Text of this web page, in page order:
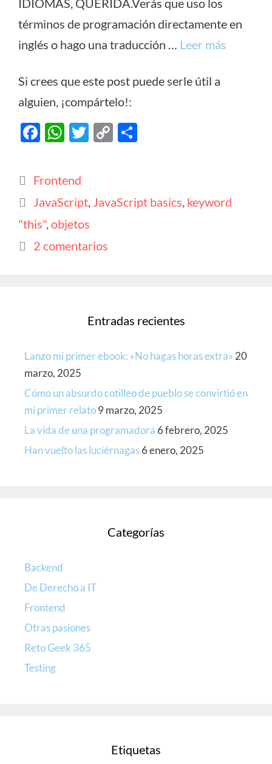
IDIOMAS, QUERIDA.Verás que uso los
términos de programación directamente en
inglés o hago una traducción … Leer más
Si crees que este post puede serle útil a
alguien, ¡compártelo!:
F
b
o
o
k
W
at
s
A
p
p
T
C
Li ar
Categorías
Frontend
Etiquetas
JavaScript, JavaScript basics, keyword
"this",objetos
2 comentarios
Entradas recientes
Lanzo mi primer ebook: «No hagas horas extra» 20
marzo, 2025
Cómo un absurdo cotilleo de pueblo se convirtió en
mi primer relato9 marzo, 2025
La vida de una programadora 6 febrero, 2025
Han vuelto las luciérnagas6 enero, 2025
Categorías
Backend
De Derecho a IT
Frontend
Otras pasiones
Reto Geek 365
Testing
Etiquetas